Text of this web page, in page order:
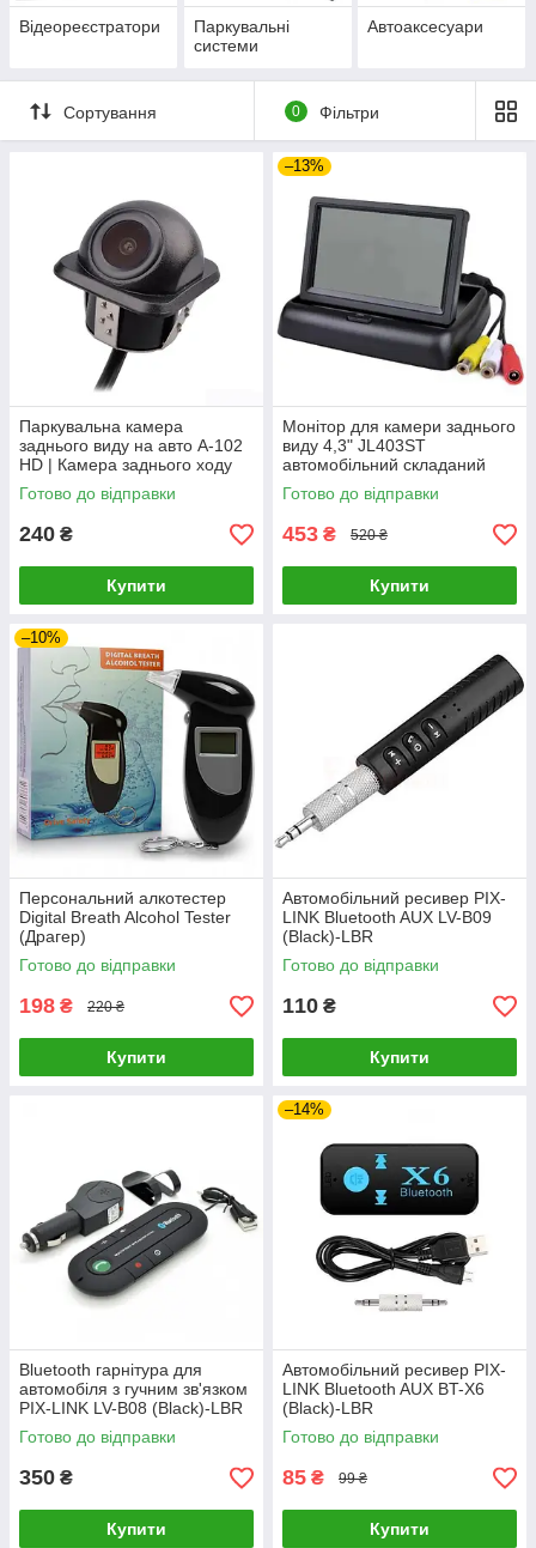
Відеореєстратори
Паркувальні
системи
Автоаксесуари
Сортування 0 Фільтри
Паркувальна камера
заднього виду на авто A-102
HD | Камера заднього ходу
(Black)
Готово до відправки
240 ₴
Купити
–13%
Монітор для камери заднього
виду 4,3" JL403ST
автомобільний складаний
(Black) | Автомонитор для
камери
Готово до відправки
453 ₴ 520 ₴
Купити
–10%
Персональний алкотестер
Digital Breath Alcohol Tester
(Драгер)
Готово до відправки
198 ₴ 220 ₴
Купити
Автомобільний ресивер PIX-
LINK Bluetooth AUX LV-B09
(Black)-LВR
Готово до відправки
110 ₴
Купити
Bluetooth гарнітура для
автомобіля з гучним зв'язком
PIX-LINK LV-B08 (Black)-LВR
Готово до відправки
350 ₴
Купити
–14%
Автомобільний ресивер PIX-
LINK Bluetooth AUX BT-X6
(Black)-LВR
Готово до відправки
85 ₴ 99 ₴
Купити